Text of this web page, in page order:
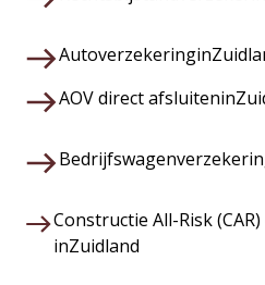
Autoverzekeringin
AOV direct afsluitenin
Constructie All-Risk
inZuidland